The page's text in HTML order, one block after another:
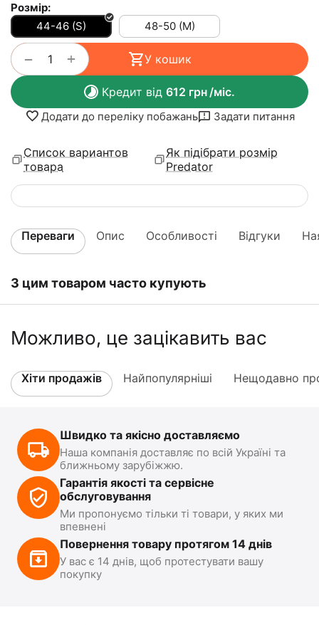
Розмір:
44-46 (S)
48-50 (M)
+
− У кошик
Кредит від 612 грн/міс.
Додати до переліку побажань Задати питання
Список вариантов
товара
Як підібрати розмір
Predator
Переваги Опис Особливості Відгуки
З цим товаром часто купують
Можливо, це зацікавить вас
Хіти продажів Найпопулярніші Нещодавно
Швидко та якісно доставляємо
Наша компанія доставляє по всій Україні та
ближньому зарубіжжю.
Гарантія якості та сервісне
обслуговування
Ми пропонуємо тільки ті товари, у яких ми
впевнені
Повернення товару протягом 14 днів
У вас є 14 днів, щоб протестувати вашу
покупку